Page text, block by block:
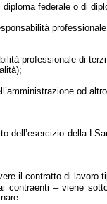
federale o di
professionale di
;
od
dell’esercizio della
il contratto di lavoro
– viene